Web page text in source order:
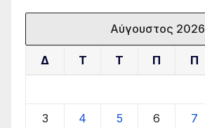
Αύγουστος 2026
Δ Τ Τ Π Π
3 4 5 6 7